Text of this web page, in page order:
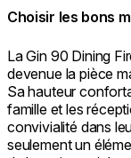
Choisir les bons
La Gin 90 Dining
devenue la pièce
Sa hauteur
famille et les
convivialité dans
seulement un